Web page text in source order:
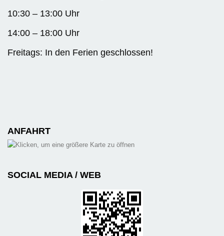
10:30 – 13:00 Uhr
14:00 – 18:00 Uhr
Freitags: In den Ferien geschlossen!
ANFAHRT
SOCIAL MEDIA / WEB